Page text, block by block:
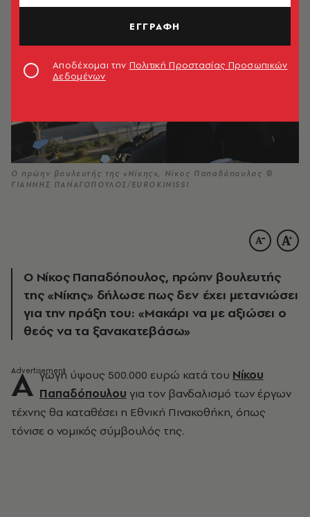
Ο πρώην βουλευτής της «Νίκης», Νίκος Παπαδόπουλος ©
ΓΙΑΝΝΗΣ ΠΑΝΑΓΟΠΟΥΛΟΣ/EUROKINISSI
Ο Νίκος Παπαδόπουλος, πρώην βουλευτής
της «Νίκης» δήλωσε πως δεν έχει μετανιώσει
για την πράξη του: «Μακάρι να με αξιώσει ο
θεός να τα ξανακατεβάσω»
Α γωγή ύψους 500.000 ευρώ κατά του Νίκου
Παπαδόπουλου για τον βανδαλισμό των έργων
τέχνης θα καταθέσει η Εθνική Πινακοθήκη, όπως
τόνισε ο νομικός σύμβουλός της.
ΕΓΓΡΑΦΗ
Αποδέχομαι την Πολιτική Προστασίας Προσωπικών
Δεδομένων